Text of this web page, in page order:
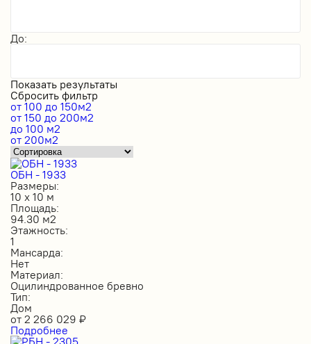
До:
Показать результаты
Сбросить фильтр
от 100 до 150м2
от 150 до 200м2
до 100 м2
от 200м2
ОБН - 1933
Размеры:
10 х 10 м
Площадь:
94.30 м2
Этажность:
1
Мансарда:
Нет
Материал:
Оцилиндрованное бревно
Тип:
Дом
от 2 266 029 ₽
Подробнее